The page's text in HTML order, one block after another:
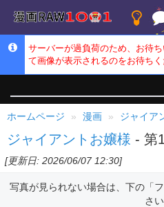
サーバーが過負荷のため、お待
て画像が表示されるのをお待ちく
ホームページ 漫画 ジャイア
ジャイアントお嬢様 - 第
[更新日: 2026/06/07 12:30]
写真が見られない場合は、下の「
さい